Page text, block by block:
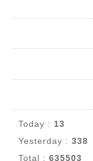
Today : 13
Yesterday : 338
Total : 635503